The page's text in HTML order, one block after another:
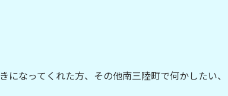
なってくれた方、その他南三陸町で何かしたい